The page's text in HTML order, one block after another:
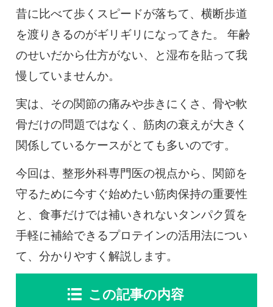
電話受付時間：月〜金／9:00〜16:30（土日祝休）
昔に比べて歩くスピードが落ちて、横断歩道
を渡りきるのがギリギリになってきた。 年齢
のせいだから仕方がない、と湿布を貼って我
慢していませんか。
実は、その関節の痛みや歩きにくさ、骨や軟
骨だけの問題ではなく、筋肉の衰えが大きく
関係しているケースがとても多いのです。
今回は、整形外科専門医の視点から、関節を
守るために今すぐ始めたい筋肉保持の重要性
と、食事だけでは補いきれないタンパク質を
手軽に補給できるプロテインの活用法につい
て、分かりやすく解説します。
この記事の内容